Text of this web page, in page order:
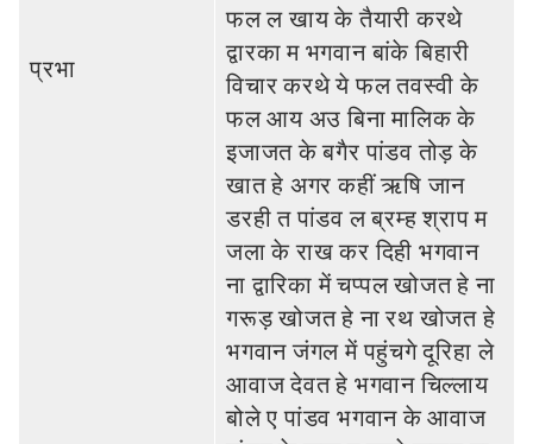
प्रभा
फल ल खाय के तैयारी करथे
द्वारका म भगवान बांके बिहारी
विचार करथे ये फल तवस्‍वी के
फल आय अउ बिना मालिक के
इजाजत के बगैर पांडव तोड़ के
खात हे अगर कहीं ऋषि जान
डरही त पांडव ल ब्रम्‍ह श्राप म
जला के राख कर दिही भगवान
ना द्वारिका में चप्‍पल खोजत हे ना
गरूड़ खोजत हे ना रथ खोजत हे
भगवान जंगल में पहुंचगे दूरिहा ले
आवाज देवत हे भगवान चिल्‍लाय
बोले ए पांडव भगवान के आवाज